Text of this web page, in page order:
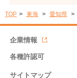
TOP 東海 愛知県
企業情報
各種許認可
サイトマップ